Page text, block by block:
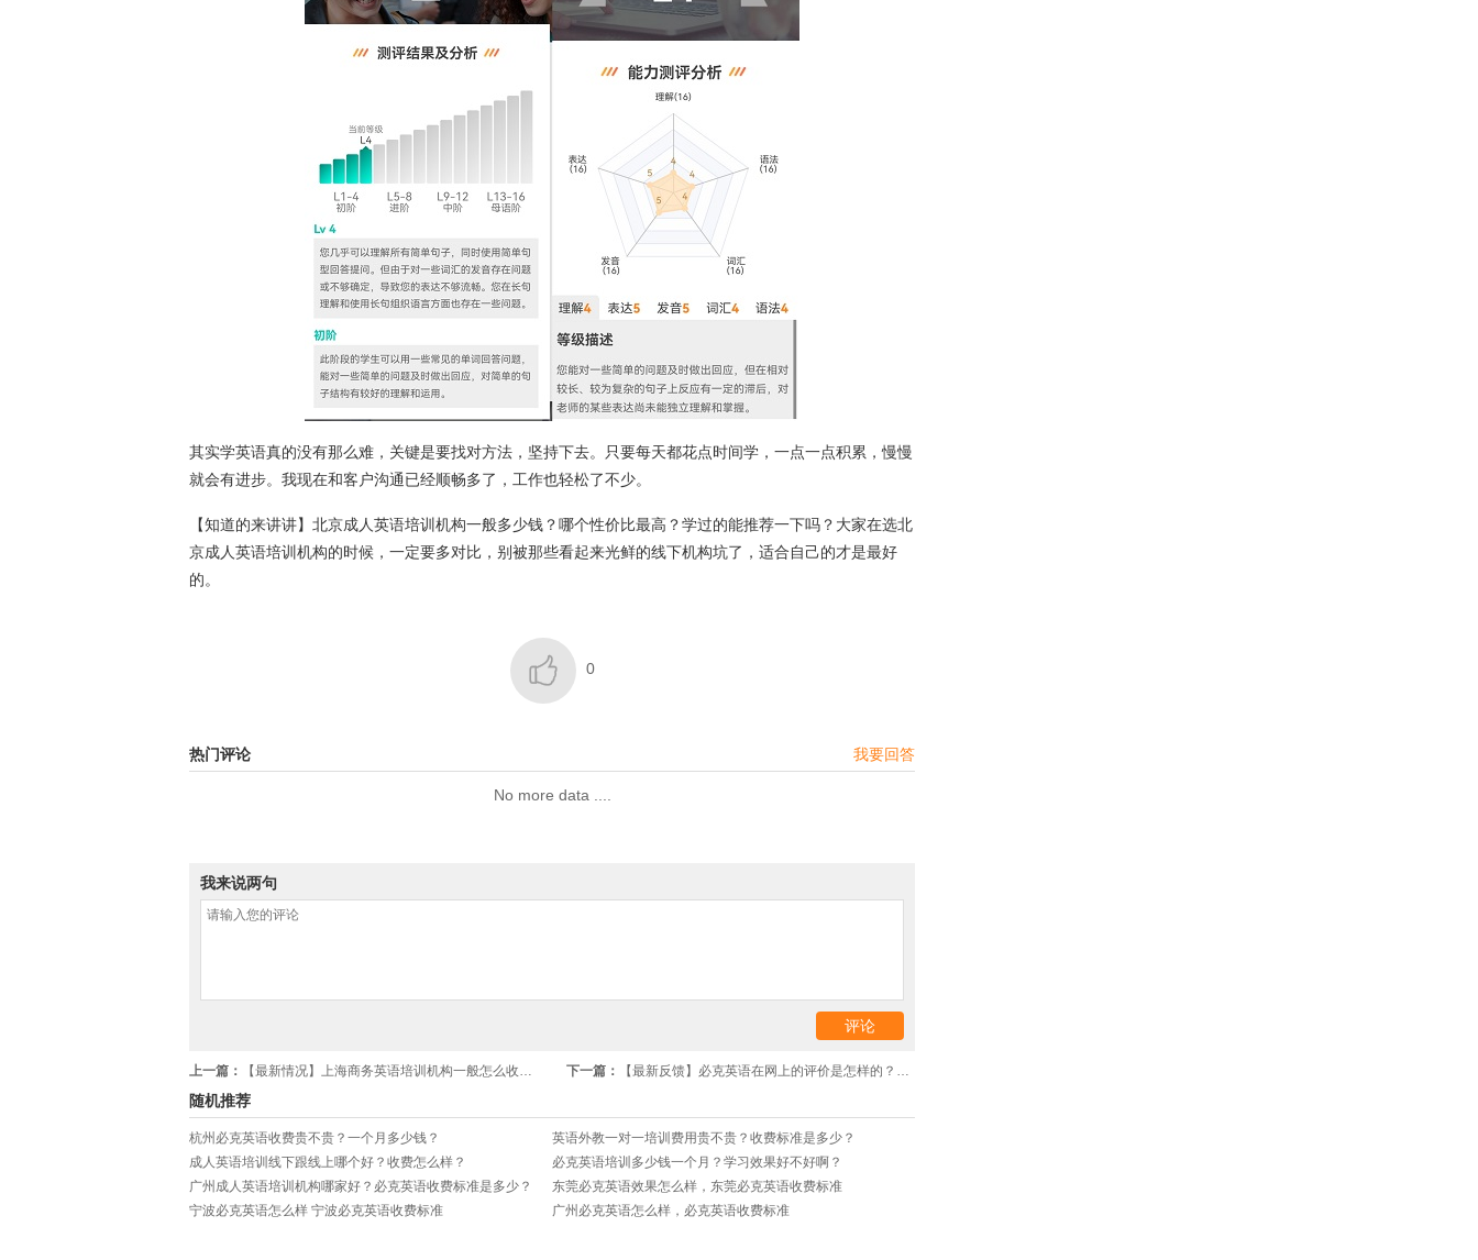
其实学英语真的没有那么难，关键是要找对方法，坚持下去。只要每天都花点时间学，一点一点积累，慢慢
就会有进步。我现在和客户沟通已经顺畅多了，工作也轻松了不少。
【知道的来讲讲】北京成人英语培训机构一般多少钱？哪个性价比最高？学过的能推荐一下吗？大家在选北
京成人英语培训机构的时候，一定要多对比，别被那些看起来光鲜的线下机构坑了，适合自己的才是最好
的。
 0
我要回答
热门评论
No more data ....
我来说两句
上一篇： ​【最新情况】上海商务英语培训机构一般怎么收费？排行榜前十名哪个性价比最高？学习效果好不好？ 下一篇： 【最新反馈】必克英语在网上的评价是怎样的？收费、学习效果和性价比如何？
随机推荐
杭州必克英语收费贵不贵？一个月多少钱？
英语外教一对一培训费用贵不贵？收费标准是多少？
成人英语培训线下跟线上哪个好？收费怎么样？
必克英语培训多少钱一个月？学习效果好不好啊？
广州成人英语培训机构哪家好？必克英语收费标准是多少？
东莞必克英语效果怎么样，东莞必克英语收费标准
宁波必克英语怎么样 宁波必克英语收费标准
广州必克英语怎么样，必克英语收费标准